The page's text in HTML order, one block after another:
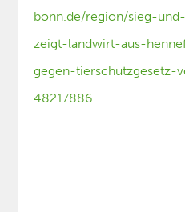
bonn.de/region/sieg-
zeigt-landwirt-aus-
gegen-tierschutzgesetz-
48217886